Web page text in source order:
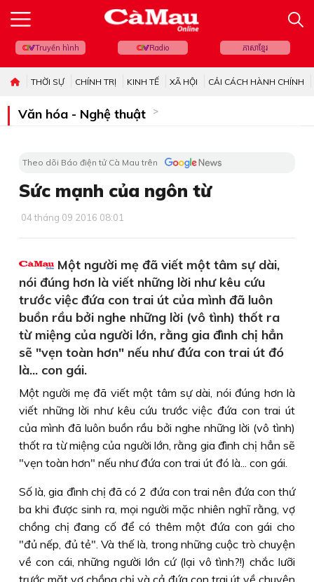
Truyền hình Radio ភាសាខ្មែរ
THỜI SỰ CHÍNH TRỊ KINH TẾ XÃ HỘI CẢI CÁCH HÀNH CHÍNH
Văn hóa - Nghệ thuật
Theo dõi Báo điện tử Cà Mau trên
Sức mạnh của ngôn từ
04 tháng 09 2016 08:01
Một người mẹ đã viết một tâm sự dài,
nói đúng hơn là viết những lời như kêu cứu
trước việc đứa con trai út của mình đã luôn
buồn rầu bởi nghe những lời (vô tình) thốt ra
từ miệng của người lớn, rằng gia đình chị hẳn
sẽ "vẹn toàn hơn" nếu như đứa con trai út đó
là... con gái.
Một người mẹ đã viết một tâm sự dài, nói đúng hơn là
viết những lời như kêu cứu trước việc đứa con trai út
của mình đã luôn buồn rầu bởi nghe những lời (vô tình)
thốt ra từ miệng của người lớn, rằng gia đình chị hẳn sẽ
"vẹn toàn hơn" nếu như đứa con trai út đó là... con gái.
Số là, gia đình chị đã có 2 đứa con trai nên đứa con thứ
ba khi được sinh ra, mọi người mặc nhiên nghĩ rằng, vợ
chồng chị đang cố để có thêm một đứa con gái cho
"đủ nếp, đủ tẻ". Và thế là, trong những cuộc trò chuyện
về con cái, những người lớn cứ (lại vô tình?!) chắc lưỡi
trước mặt vợ chồng chị và cả đứa con trai út về chuyện